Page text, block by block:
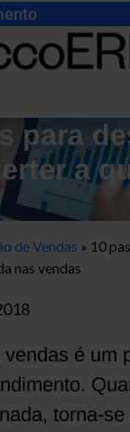
para
a
de Vendas » 10
nas vendas
é um
torna-se